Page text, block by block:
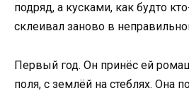
подряд, а кусками, как будто
склеивал заново в
Первый год. Он принёс ей
поля, с землёй на стеблях. Она